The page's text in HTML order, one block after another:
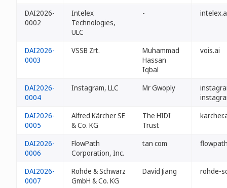
DAI2026-
0002
Intelex
Technologies,
ULC
-
DAI2026-
0003
VSSB Zrt.
Muhammad
Hassan
Iqbal
vois.ai
DAI2026-
0004
Instagram, LLC Mr Gwoply
DAI2026-
0005
Alfred Kärcher SE
& Co. KG
The HIDI
Trust
DAI2026-
0006
FlowPath
Corporation, Inc.
tan com
DAI2026-
0007
Rohde & Schwarz
GmbH & Co. KG
David Jiang rohde-